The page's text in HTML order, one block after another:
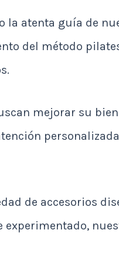
la atenta guía de
del método
mejorar su
de accesorios